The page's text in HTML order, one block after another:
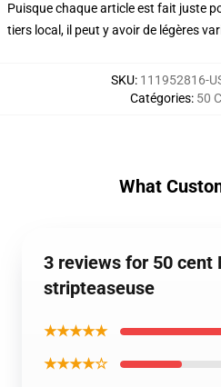
Puisque chaque article est fait juste
tiers local, il peut y avoir de légères
SKU: 111952816-
Catégories: 50
What
3 reviews for 50 cent
stripteaseuse
★★★★★
★★★★☆